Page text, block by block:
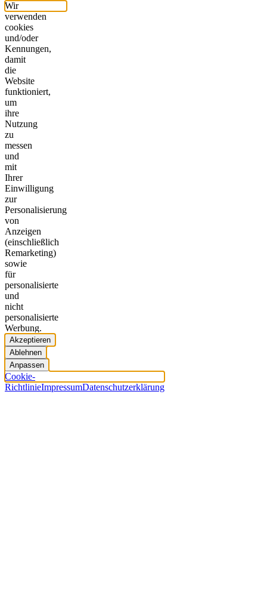
Wir
verwenden
cookies
und/oder
Kennungen,
damit
die
Website
funktioniert,
um
ihre
Nutzung
zu
messen
und
mit
Ihrer
Einwilligung
zur
Personalisierung
von
Anzeigen
(einschließlich
Remarketing)
sowie
für
personalisierte
und
nicht
personalisierte
Werbung.
Akzeptieren
Ablehnen
Anpassen
Cookie-
RichtlinieImpressumDatenschutzerklärung